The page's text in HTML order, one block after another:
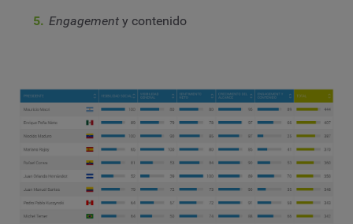
Engagement y contenido